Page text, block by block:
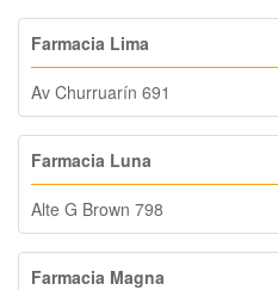
Farmacia Lima
Av Churruarín 691
Farmacia Luna
Alte G Brown 798
Farmacia Magna